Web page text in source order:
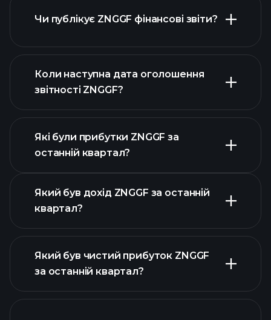
наш список акцій
Чи публікує ZNGGF фінансові звіти?
фінансовими звітами ZNGGF
Коли наступна дата оголошення
звітності ZNGGF?
Які були прибутки ZNGGF за
останній квартал?
прибутки ZNGGF
Який був дохід ZNGGF за останній
квартал?
фінансових звітах ZNGGF
Який був чистий прибуток ZNGGF
за останній квартал?